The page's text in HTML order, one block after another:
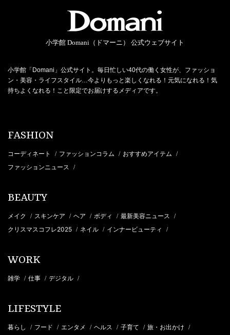
小学館 Domani（ドマーニ） 公式ウェブサイト
小学館「Domani」公式サイト。毎日忙しい40代の働く女性が、ファッショ
ン・美容・ライフスタイル…今よりもっと楽しくなれる！元気になれる！気
持ちよくなれる！こと限定でお届けするメディアです。
FASHION
コーディネート / ファッションコラム / おすすめアイテム /
ファッションニュース /
BEAUTY
メイク / スキンケア / ヘア / ボディ / 最新美容ニュース /
クリスマスコフレ2025 / ネイル / インナービューティ /
WORK
雑学 / 仕事 / デジタル /
LIFESTYLE
暮らし / フード / エンタメ / ヘルス / 子育て / 旅・お出かけ /